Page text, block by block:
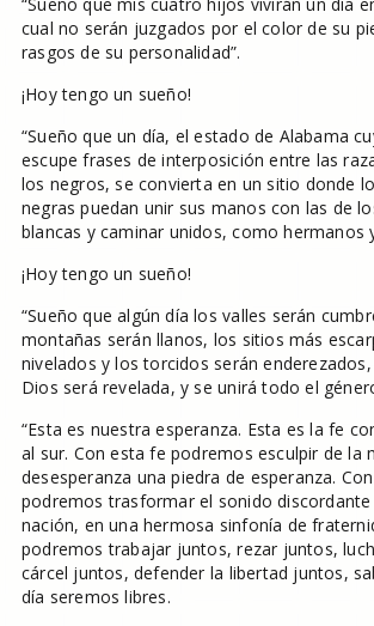
cual no serán juzgados por el color de su
rasgos de su personalidad”.
¡Hoy tengo un sueño!
“Sueño que un día, el estado de Alabama
escupe frases de interposición entre las
los negros, se convierta en un sitio donde
negras puedan unir sus manos con las de
blancas y caminar unidos, como hermanos
¡Hoy tengo un sueño!
“Sueño que algún día los valles serán
montañas serán llanos, los sitios más
nivelados y los torcidos serán
Dios será revelada, y se unirá todo el
“Esta es nuestra esperanza. Esta es la fe
al sur. Con esta fe podremos esculpir de la
desesperanza una piedra de esperanza.
podremos trasformar el sonido discordante
nación, en una hermosa sinfonía de
podremos trabajar juntos, rezar juntos,
cárcel juntos, defender la libertad juntos,
día seremos libres.